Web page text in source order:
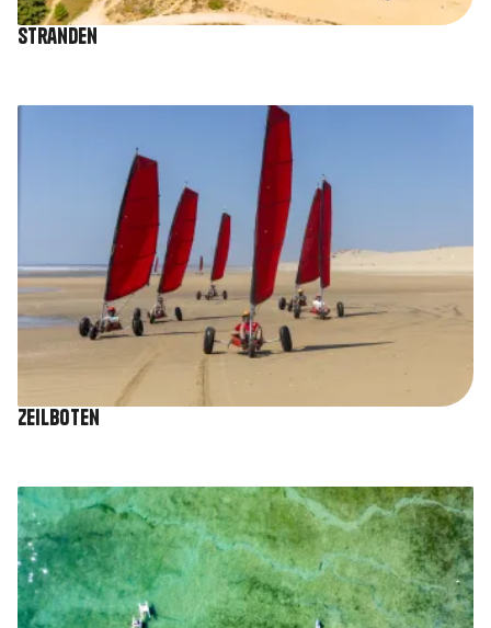
Stranden
Afbeelding
Zeilboten
Afbeelding